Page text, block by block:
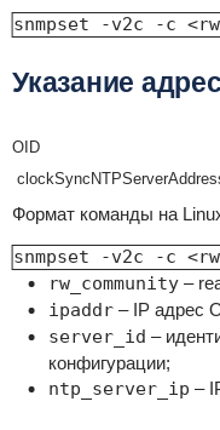
snmpset -v2c -c
Указание
OID
Формат команды на
snmpset -v2c -c
rw_community–
ipaddr– IP адрес
server_id –
конфигурации;
ntp_server_ip –